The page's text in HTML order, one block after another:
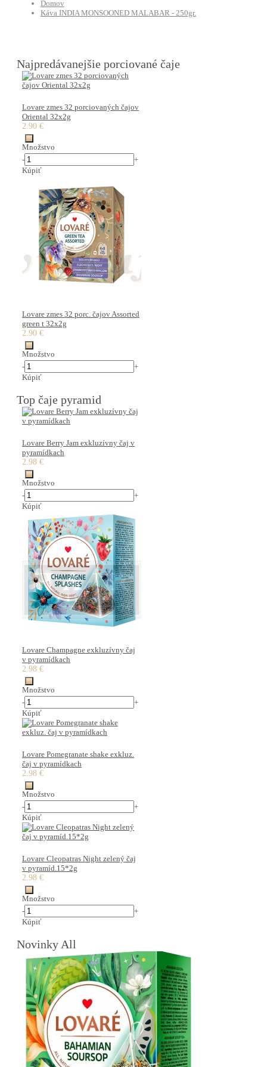
Domov
Káva INDIA MONSOONED MALABAR - 250gr.
Najpredávanejšie porciované čaje
Lovare zmes 32 porciovaných čajov
Oriental 32x2g
2.90 €
Množstvo
-
+
Kúpiť
Lovare zmes 32 porc. čajov Assorted
green t 32x2g
2.90 €
Množstvo
-
+
Kúpiť
Top čaje pyramid
Lovare Berry Jam exkluzívny čaj v
pyramídkach
2.98 €
Množstvo
-
+
Kúpiť
Lovare Champagne exkluzívny čaj
v pyramídkach
2.98 €
Množstvo
-
+
Kúpiť
Lovare Pomegranate shake exkluz.
čaj v pyramídkach
2.98 €
Množstvo
-
+
Kúpiť
Lovare Cleopatras Night zelený čaj
v pyramíd.15*2g
2.98 €
Množstvo
-
+
Kúpiť
Novinky All